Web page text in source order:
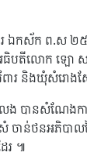
រ ឯកស័ក ព.ស ២
តីលោក ឡោ ស
ពារ និងឃុំសំរោង
បានសំណែងការ
ាន់ថនអភិបាល
រ ៕